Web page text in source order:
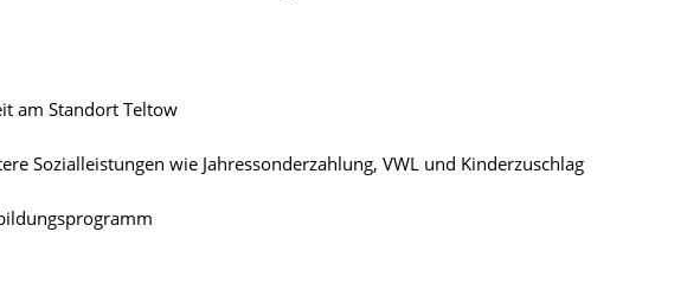
am Standort Teltow
Sozialleistungen wie Jahressonderzahlung, VWL und Kinderzuschlag